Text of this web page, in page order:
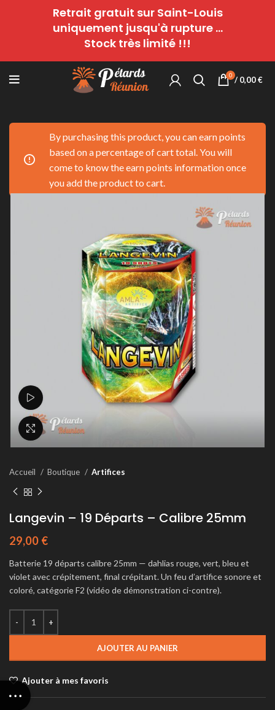
0 / 0,00€
By purchasing this product, you can earn points
based on a percentage of cart total. You will
come to know the earn points information once
you add the product to cart.
Agrandir
Accueil Boutique Artifices
Langevin – 19 Départs – Calibre 25mm
29,00 €
Batterie 19 départs calibre 25mm — dahlias rouge, vert, bleu et
violet avec crépitement, final crépitant. Un feu d’artifice sonore et
coloré, catégorie F2 (vidéo de démonstration ci-contre).
AJOUTER AU PANIER
Ajouter à mes favoris
Retrait gratuit sur Saint-Louis
uniquement jusqu'à rupture ...
Stock très limité !!!